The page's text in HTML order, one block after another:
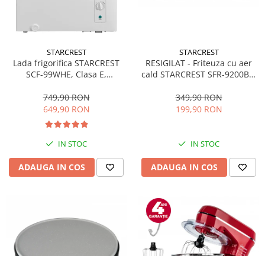
STARCREST
Lada frigorifica STARCREST
SCF-99WHE, Clasa E,
convertibil - functie frigider,
Termostat reglabil, Alb
749,90 RON
649,90 RON
IN STOC
ADAUGA IN COS
STARCREST
RESIGILAT - Friteuza cu aer
cald STARCREST SFR-9200BK,
Termostat 80 - 200 °C, 8
programe predefinite, Negru
349,90 RON
199,90 RON
IN STOC
ADAUGA IN COS